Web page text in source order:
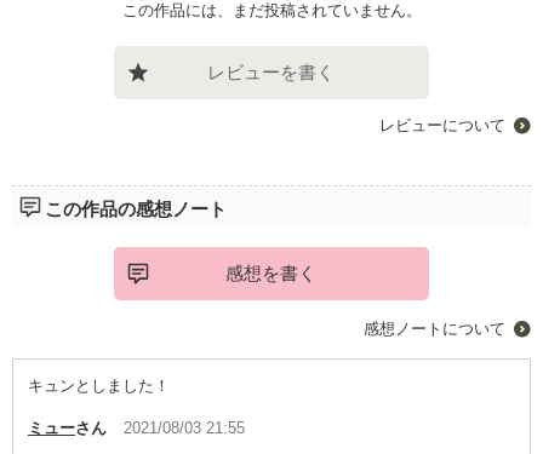
この作品には、まだ投稿されていません。
レビューを書く
レビューについて
この作品の感想ノート
感想を書く
感想ノートについて
キュンとしました！
ミューさん 2021/08/03 21:55